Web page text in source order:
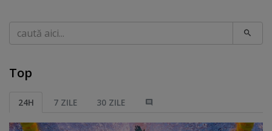
Caută
Top
24H 7 ZILE 30 ZILE